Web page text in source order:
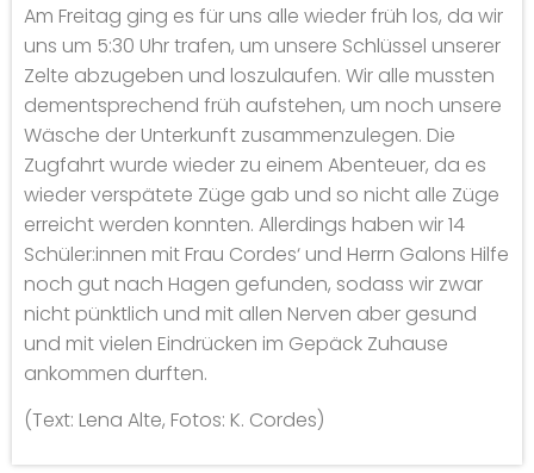
Am Freitag ging es für uns alle wieder früh los, da wir
uns um 5:30 Uhr trafen, um unsere Schlüssel unserer
Zelte abzugeben und loszulaufen. Wir alle mussten
dementsprechend früh aufstehen, um noch unsere
Wäsche der Unterkunft zusammenzulegen. Die
Zugfahrt wurde wieder zu einem Abenteuer, da es
wieder verspätete Züge gab und so nicht alle Züge
erreicht werden konnten. Allerdings haben wir 14
Schüler:innen mit Frau Cordes‘ und Herrn Galons Hilfe
noch gut nach Hagen gefunden, sodass wir zwar
nicht pünktlich und mit allen Nerven aber gesund
und mit vielen Eindrücken im Gepäck Zuhause
ankommen durften.
(Text: Lena Alte, Fotos: K. Cordes)